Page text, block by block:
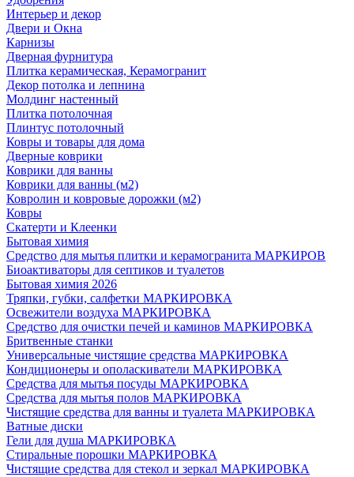
Интерьер и декор
Двери и Окна
Карнизы
Дверная фурнитура
Плитка керамическая, Керамогранит
Декор потолка и лепнина
Молдинг настенный
Плитка потолочная
Плинтус потолочный
Ковры и товары для дома
Дверные коврики
Коврики для ванны
Коврики для ванны (м2)
Ковролин и ковровые дорожки (м2)
Ковры
Скатерти и Клеенки
Бытовая химия
Средство для мытья плитки и керамогранита МАРКИРОВ
Биоактиваторы для септиков и туалетов
Бытовая химия 2026
Тряпки, губки, салфетки МАРКИРОВКА
Освежители воздуха МАРКИРОВКА
Средство для очистки печей и каминов МАРКИРОВКА
Бритвенные станки
Универсальные чистящие средства МАРКИРОВКА
Кондиционеры и ополаскиватели МАРКИРОВКА
Средства для мытья посуды МАРКИРОВКА
Средства для мытья полов МАРКИРОВКА
Чистящие средства для ванны и туалета МАРКИРОВКА
Ватные диски
Гели для душа МАРКИРОВКА
Стиральные порошки МАРКИРОВКА
Чистящие средства для стекол и зеркал МАРКИРОВКА